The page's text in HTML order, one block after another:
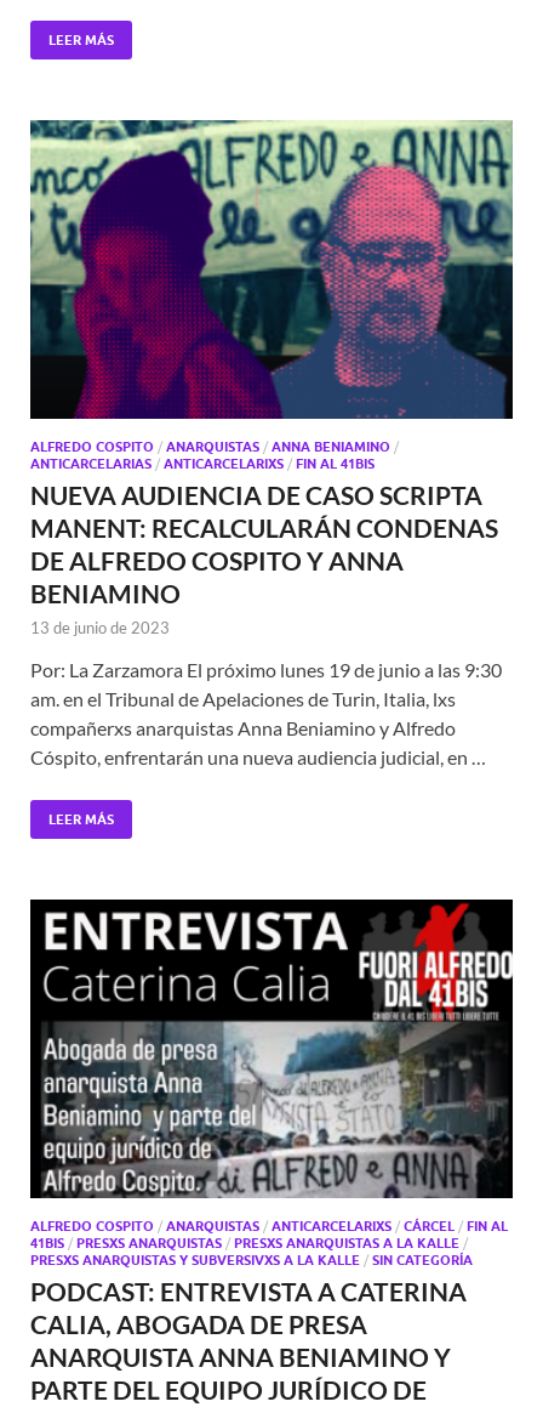
LEER MÁS
ALFREDO COSPITO / ANARQUISTAS / ANNA BENIAMINO /
ANTICARCELARIAS / ANTICARCELARIXS / FIN AL 41BIS
NUEVA AUDIENCIA DE CASO SCRIPTA
MANENT: RECALCULARÁN CONDENAS
DE ALFREDO COSPITO Y ANNA
BENIAMINO
13 de junio de 2023
Por: La Zarzamora El próximo lunes 19 de junio a las 9:30
am. en el Tribunal de Apelaciones de Turin, Italia, lxs
compañerxs anarquistas Anna Beniamino y Alfredo
Cóspito, enfrentarán una nueva audiencia judicial, en …
LEER MÁS
ALFREDO COSPITO / ANARQUISTAS / ANTICARCELARIXS / CÁRCEL / FIN AL
41BIS / PRESXS ANARQUISTAS / PRESXS ANARQUISTAS A LA KALLE /
PRESXS ANARQUISTAS Y SUBVERSIVXS A LA KALLE / SIN CATEGORÍA
PODCAST: ENTREVISTA A CATERINA
CALIA, ABOGADA DE PRESA
ANARQUISTA ANNA BENIAMINO Y
PARTE DEL EQUIPO JURÍDICO DE